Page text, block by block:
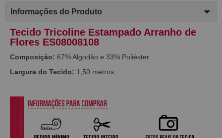
Informações do Produto
Tecido Tricoline Estampado Arranho de
Flores ES08008108
Composição: 67% Algodão e 33% Poliéster.
Largura do Tecido: 1,50 metros